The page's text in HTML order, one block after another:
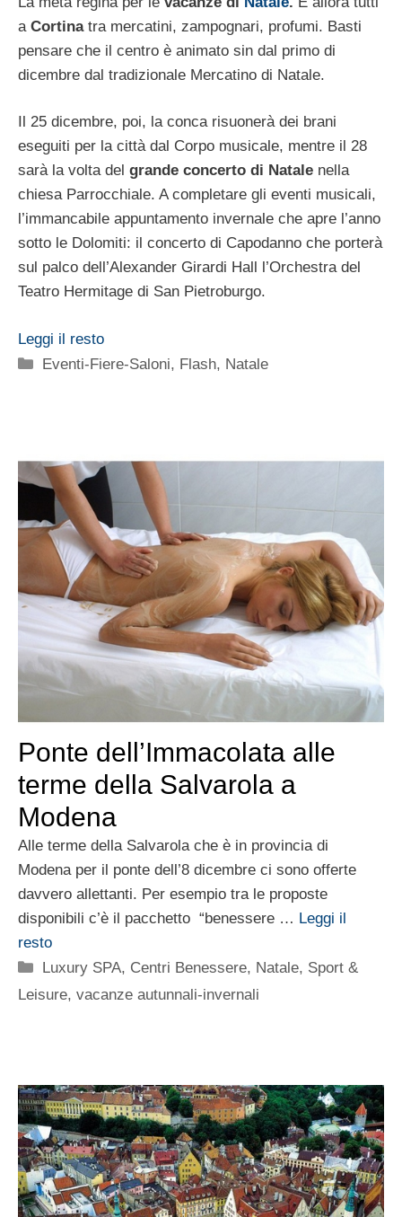
a Cortinatra mercatini, zampognari, profumi. Basti
pensare che il centro è animato sin dal primo di
dicembre dal tradizionale Mercatino di Natale.
Il 25 dicembre, poi, la conca risuonerà dei brani
eseguiti per la città dal Corpo musicale, mentre il 28
sarà la volta del grande concerto di Natale nella
chiesa Parrocchiale. A completare gli eventi musicali,
l’immancabile appuntamento invernale che apre l’anno
sotto le Dolomiti: il concerto di Capodanno che porterà
sul palco dell’Alexander Girardi Hall l’Orchestra del
Teatro Hermitage di San Pietroburgo.
Leggi il resto
Categorie
Eventi-Fiere-Saloni, Flash, Natale
Ponte dell’Immacolata alle
terme della Salvarola a
Modena
Alle terme della Salvarola che è in provincia di
Modena per il ponte dell’8 dicembre ci sono offerte
davvero allettanti. Per esempio tra le proposte
disponibili c’è il pacchetto “benessere … Leggi il
resto
Categorie
Luxury SPA, Centri Benessere, Natale, Sport &
Leisure, vacanze autunnali-invernali